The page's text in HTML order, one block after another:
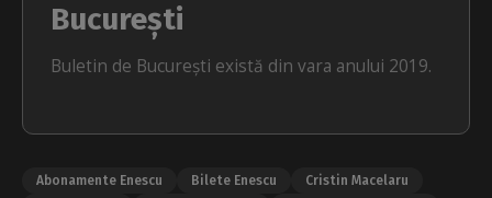
București
Buletin de București există din vara anului 2019.
Abonamente Enescu Bilete Enescu
Cristin Macelaru